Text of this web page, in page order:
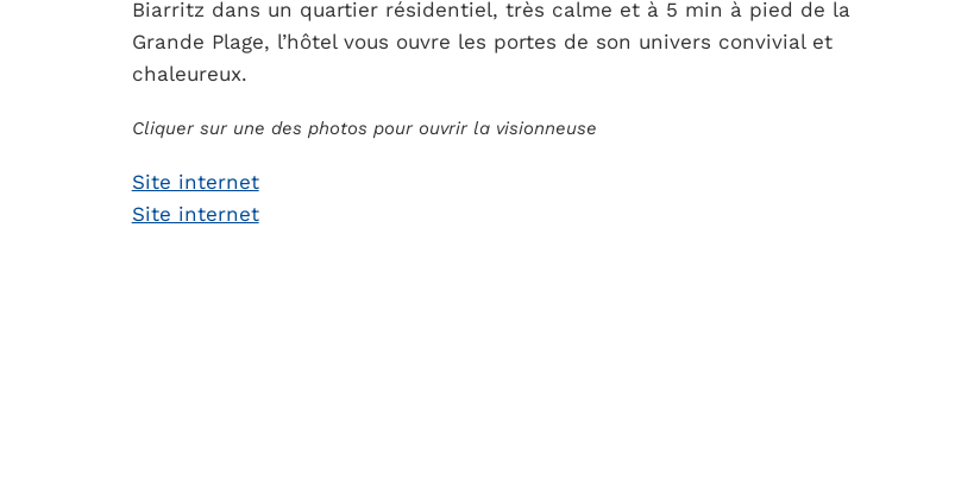
Biarritz dans un quartier résidentiel, très calme et à 5 min à pied de la
Grande Plage, l’hôtel vous ouvre les portes de son univers convivial et
chaleureux.
Cliquer sur une des photos pour ouvrir la visionneuse
Site internet
Site internet